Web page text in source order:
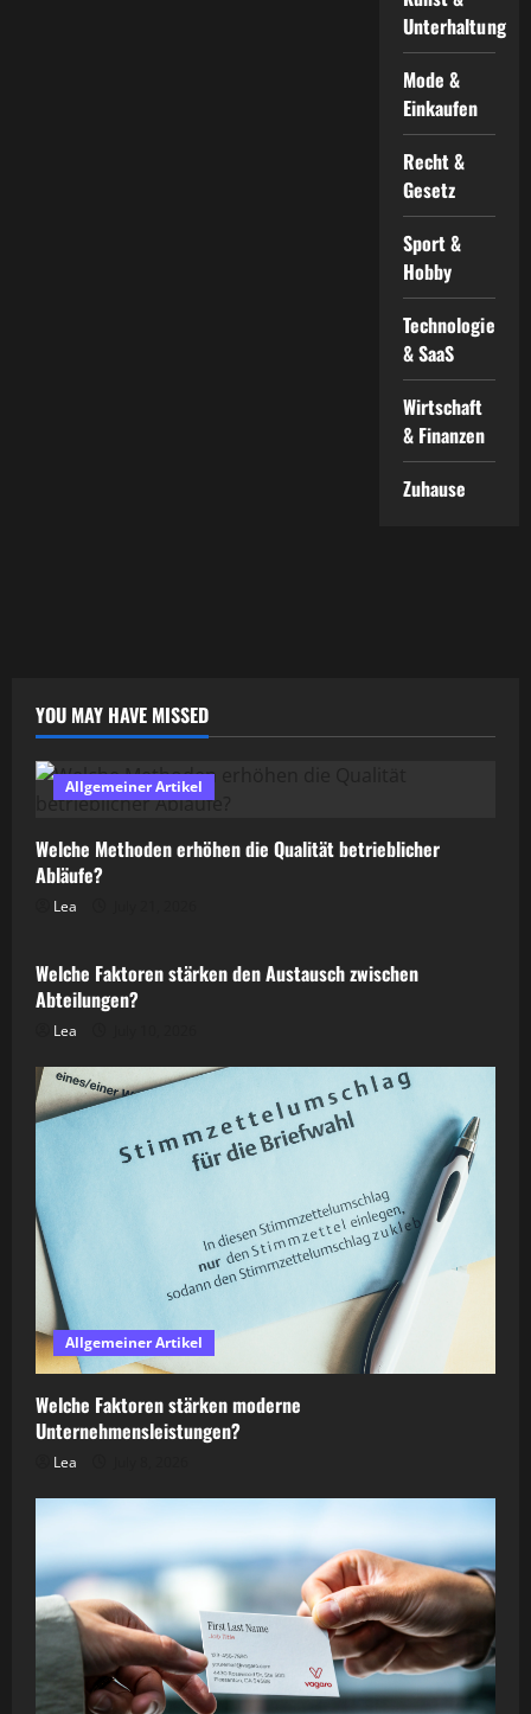
Unterhaltung
Mode &
Einkaufen
Recht &
Gesetz
Sport &
Hobby
Technologie
& SaaS
Wirtschaft
& Finanzen
Zuhause
YOU MAY HAVE MISSED
Allgemeiner Artikel
Welche Methoden erhöhen die Qualität betrieblicher
Abläufe?
LeaAllgemeiner Artikel
Welche Faktoren stärken den Austausch zwischen
Abteilungen?
Lea
Allgemeiner Artikel
Welche Faktoren stärken moderne
Unternehmensleistungen?
Lea